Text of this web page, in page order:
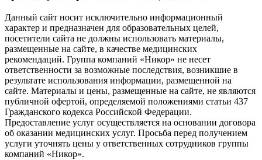
Данный сайт носит исключительно информационный
характер и предназначен для образовательных целей,
посетители сайта не должны использовать материалы,
размещенные на сайте, в качестве медицинских
рекомендаций. Группа компаний «Никор» не несет
ответственности за возможные последствия, возникшие в
результате использования информации, размещенной на
сайте. Материалы и цены, размещенные на сайте, не являются
публичной офертой, определяемой положениями статьи 437
Гражданского кодекса Российской Федерации.
Предоставление услуг осуществляется на основании договора
об оказании медицинских услуг. Просьба перед получением
услуги уточнять цены у ответственных сотрудников группы
компаний «Никор».